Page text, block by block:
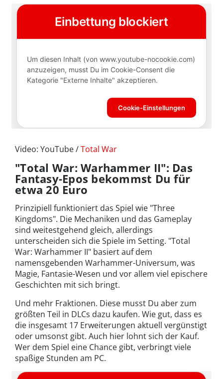
Video: YouTube /Total War
"Total War: Warhammer II": Das
Fantasy-Epos bekommst Du für
etwa 20 Euro
Prinzipiell funktioniert das Spiel wie "Three
Kingdoms". Die Mechaniken und das Gameplay
sind weitestgehend gleich, allerdings
unterscheiden sich die Spiele im Setting. "Total
War: Warhammer II" basiert auf dem
namensgebenden Warhammer-Universum, was
Magie, Fantasie-Wesen und vor allem viel epischere
Geschichten mit sich bringt.
Und mehr Fraktionen. Diese musst Du aber zum
größten Teil in DLCs dazu kaufen. Wie gut, dass es
die insgesamt 17 Erweiterungen aktuell vergünstigt
oder umsonst gibt. Auch hier lohnt sich der Kauf.
Wer dem Spiel eine Chance gibt, verbringt viele
spaßige Stunden am PC.